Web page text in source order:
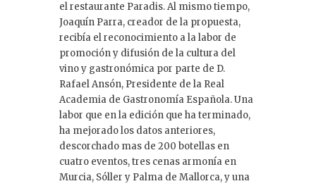
el restaurante Paradis. Al mismo tiempo,
Joaquín Parra, creador de la propuesta,
recibía el reconocimiento a la labor de
promoción y difusión de la cultura del
vino y gastronómica por parte de D.
Rafael Ansón, Presidente de la Real
Academia de Gastronomía Española. Una
labor que en la edición que ha terminado,
ha mejorado los datos anteriores,
descorchado mas de 200 botellas en
cuatro eventos, tres cenas armonía en
Murcia, Sóller y Palma de Mallorca, y una